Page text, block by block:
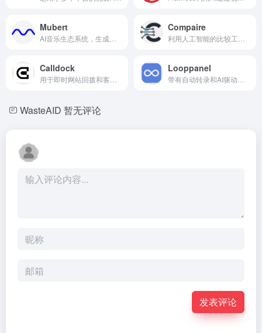
Mubert Compaire
Calldock Looppanel
WasteAID 暂无评论
发表评论